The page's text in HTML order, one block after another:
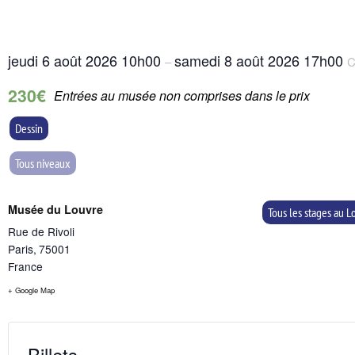
jeudi 6 août 2026 10h00 –samedi 8 août 2026 17h00
230€ Entrées au musée non comprises dans le prix
Dessin
Tous niveaux
Musée du Louvre
Rue de Rivoli
Paris, 75001
France
+ Google Map
Tous les stages au